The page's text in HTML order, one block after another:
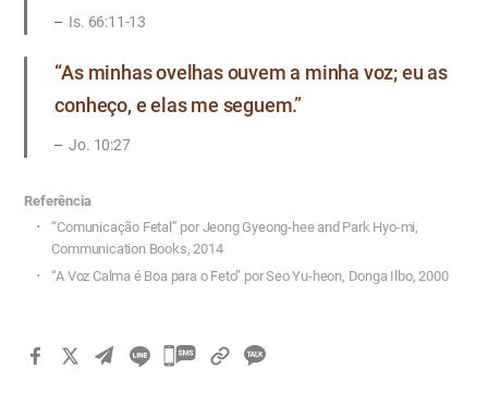
Is. 66:11-13
“As minhas ovelhas ouvem a minha voz; eu as
conheço, e elas me seguem.”
Jo. 10:27
Referência
“Comunicação Fetal” por Jeong Gyeong-hee and Park Hyo-mi,
Communication Books, 2014
“A Voz Calma é Boa para o Feto” por Seo Yu-heon, Donga Ilbo, 2000
카